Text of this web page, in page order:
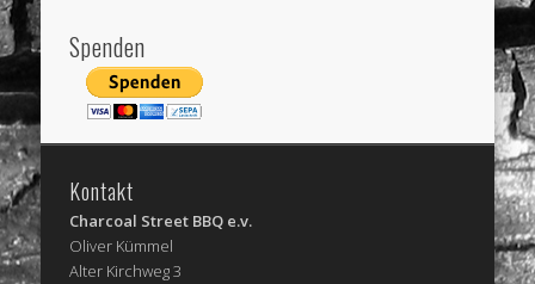
Spenden
Kontakt
Charcoal Street BBQ e.v.
Oliver Kümmel
Alter Kirchweg 3